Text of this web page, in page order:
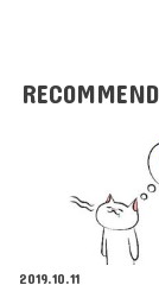
RECOMMEND
2019.10.11